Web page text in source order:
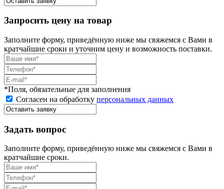
Запросить цену на товар
Заполните форму, приведённую ниже мы свяжемся с Вами в
кратчайшие сроки и уточним цену и возможность поставки.
*Поля, обязательные для заполнения
Согласен на обработку персональных данных
Задать вопрос
Заполните форму, приведённую ниже мы свяжемся с Вами в
кратчайшие сроки.